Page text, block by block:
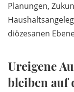
Planungen,
diözesanen
Ureigene
bleiben auf